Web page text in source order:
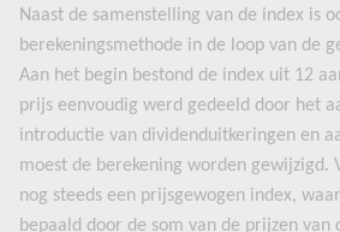
Naast de samenstelling van de index is
berekeningsmethode in de loop van de
Aan het begin bestond de index uit 12
prijs eenvoudig werd gedeeld door het
introductie van dividenduitkeringen en
moest de berekening worden gewijzigd.
nog steeds een prijsgewogen index,
bepaald door de som van de prijzen van